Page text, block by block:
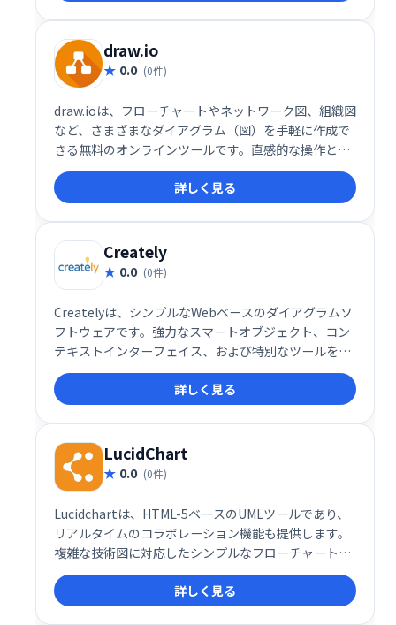
draw.io
0.0 (0件)
draw.ioは、フローチャートやネットワーク図、組織図
など、さまざまなダイアグラム（図）を手軽に作成で
きる無料のオンラインツールです。直感的な操作と豊
富なテンプレートが特徴で、IT業界をはじめ、多くの
ビジネスユーザーに利用されています。
詳しく見る
Creately
0.0 (0件)
Createlyは、シンプルなWebベースのダイアグラムソ
フトウェアです。強力なスマートオブジェクト、コン
テキストインターフェイス、および特別なツールを備
えているため、<a
href="http://ktkm.net/p/visio/">Visio</a>のよう
な他のソフトウェアと比べて、ユーザーはより迅速に
図を作成できます。
詳しく見る
LucidChart
0.0 (0件)
Lucidchartは、HTML-5ベースのUMLツールであり、
リアルタイムのコラボレーション機能も提供します。
複雑な技術図に対応したシンプルなフローチャートを
作成できます。HTML5を搭載したブラウザーで実行さ
れます。このツールでは、サードパーティのツールや
プラグインの更新は必要ありません。
詳しく見る